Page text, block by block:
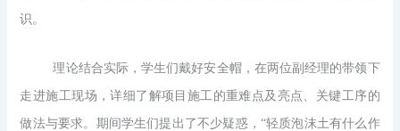
识。
理论结合实际，学生们戴好安全帽，在两位副经理的带领下
走进施工现场，详细了解项目施工的重难点及亮点、关键工序的
做法与要求。期间学生们提出了不少疑惑，“轻质泡沫土有什么作